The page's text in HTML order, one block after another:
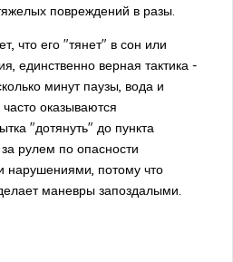
повреждений в разы.
что его "тянет" в сон или
единственно верная тактика -
минут паузы, вода и
оказываются
"дотянуть" до пункта
рулем по опасности
нарушениями, потому что
маневры запоздалыми.